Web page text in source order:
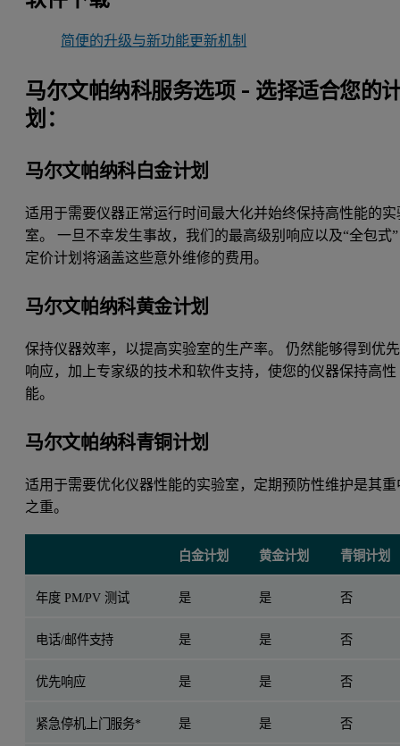
简便的升级与新功能更新机制
马尔文帕纳科服务选项 - 选择适合您的
划：
马尔文帕纳科白金计划
适用于需要仪器正常运行时间最大化并始终保持高性能的实
室。 一旦不幸发生事故，我们的最高级别响应以及“全包式”
定价计划将涵盖这些意外维修的费用。
马尔文帕纳科黄金计划
保持仪器效率，以提高实验室的生产率。 仍然能够得到优先
响应，加上专家级的技术和软件支持，使您的仪器保持高性
能。
马尔文帕纳科青铜计划
适用于需要优化仪器性能的实验室，定期预防性维护是其重
之重。
白金计划 黄金计划 青铜计划
年度 PM/PV 测试 是 是 否
电话/邮件支持 是 是 否
优先响应 是 是 否
紧急停机上门服务* 是 是 否